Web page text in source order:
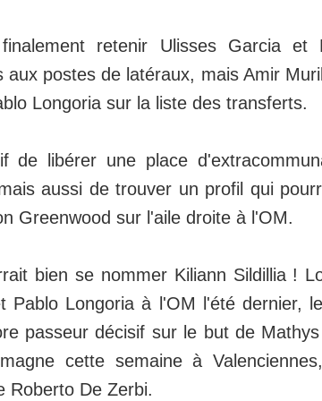
retenir Ulisses Garcia et
aux postes de latéraux, mais Amir
Longoria sur la liste des transferts.
de libérer une place
aussi de trouver un profil qui
Greenwood sur l'aile droite à l'OM.
bien se nommer Kiliann Sildillia !
Pablo Longoria à l'OM l'été dernier,
passeur décisif sur le but de
cette semaine à
Roberto De Zerbi.